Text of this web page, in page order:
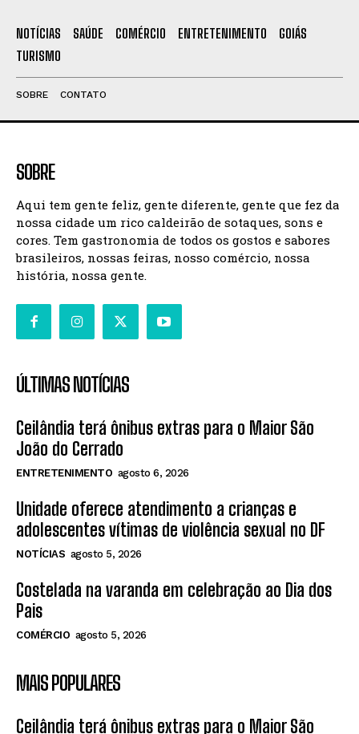
NOTÍCIAS SAÚDE COMÉRCIO ENTRETENIMENTO
GOIÁS
TURISMO
SOBRE CONTATO
SOBRE
Aqui tem gente feliz, gente diferente, gente que fez da
nossa cidade um rico caldeirão de sotaques, sons e
cores. Tem gastronomia de todos os gostos e sabores
brasileiros, nossas feiras, nosso comércio, nossa
história, nossa gente.
ÚLTIMAS NOTÍCIAS
Ceilândia terá ônibus extras para o Maior São
João do Cerrado
ENTRETENIMENTO agosto 6, 2026
Unidade oferece atendimento a crianças e
adolescentes vítimas de violência sexual no DF
NOTÍCIAS agosto 5, 2026
Costelada na varanda em celebração ao Dia dos
Pais
COMÉRCIO agosto 5, 2026
MAIS POPULARES
Ceilândia terá ônibus extras para o Maior São